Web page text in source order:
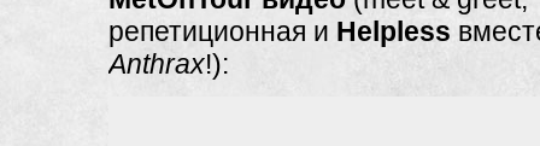
репетиционная и Helpless
Anthrax!):